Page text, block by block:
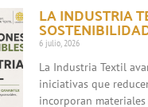
LA INDUSTRIA
6 julio, 2026
La Industria Textil
iniciativas que
incorporan materiales